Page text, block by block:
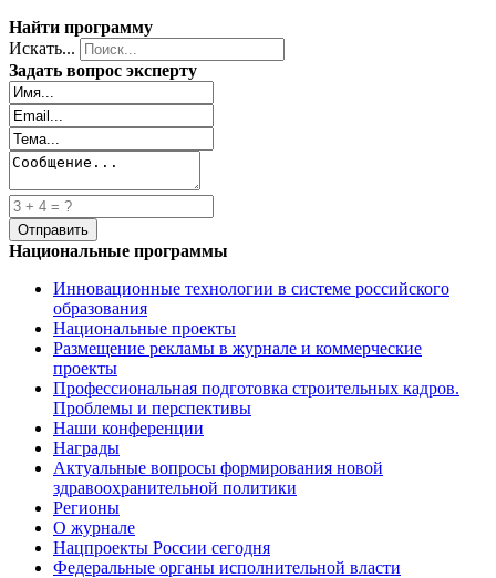
Найти программу
Искать...
Задать вопрос эксперту
Национальные программы
Инновационные технологии в системе российского
образования
Национальные проекты
Размещение рекламы в журнале и коммерческие
проекты
Профессиональная подготовка строительных кадров.
Проблемы и перспективы
Наши конференции
Награды
Актуальные вопросы формирования новой
здравоохранительной политики
Регионы
О журнале
Нацпроекты России сегодня
Федеральные органы исполнительной власти